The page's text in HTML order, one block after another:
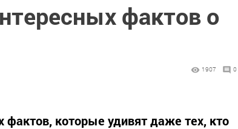
фактов о
1907 0
фактов, которые удивят даже тех, кто